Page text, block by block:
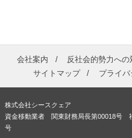
会社案内 反社会的勢力へ
サイトマップ
プライ
株式会社シースクェア
資金移動業者 関東財務局長第00018号
号